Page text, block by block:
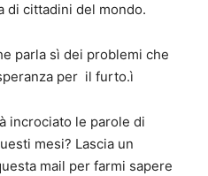
di cittadini del mondo.
parla sì dei problemi che
per il furto.ì
incrociato le parole di
mesi? Lascia un
mail per farmi sapere